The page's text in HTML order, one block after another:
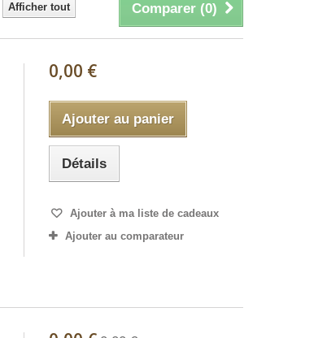
Comparer (0)
Afficher tout
0,00 €
Ajouter au panier
Détails
Ajouter à ma liste de cadeaux
Ajouter au comparateur